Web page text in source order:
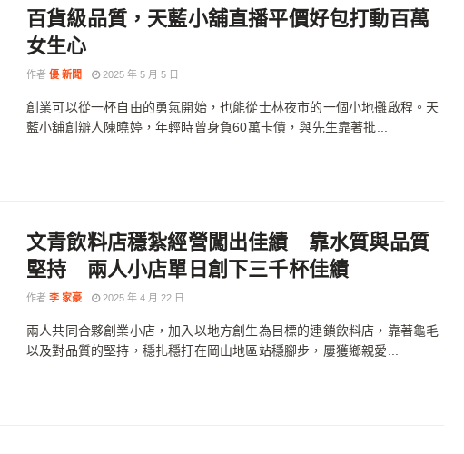
百貨級品質，天藍小舖直播平價好包打動百萬
女生心
作者 優 新聞 2025 年 5 月 5 日
創業可以從一杯自由的勇氣開始，也能從士林夜市的一個小地攤啟程。天
藍小舖創辦人陳曉婷，年輕時曾身負60萬卡債，與先生靠著批...
文青飲料店穩紮經營闖出佳績 靠水質與品質
堅持 兩人小店單日創下三千杯佳績
作者 李 家豪 2025 年 4 月 22 日
兩人共同合夥創業小店，加入以地方創生為目標的連鎖飲料店，靠著龜毛
以及對品質的堅持，穩扎穩打在岡山地區站穩腳步，屢獲鄉親愛...